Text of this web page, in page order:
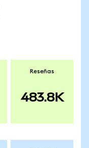
Reseñas
483.8K